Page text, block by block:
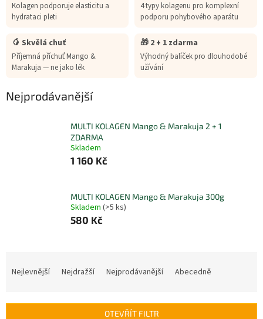
Kolagen podporuje elasticitu a
hydrataci pleti
4 typy kolagenu pro komplexní
podporu pohybového aparátu
🥭 Skvělá chuť
Příjemná příchuť Mango &
Marakuja — ne jako lék
🎁 2 + 1 zdarma
Výhodný balíček pro dlouhodobé
užívání
Nejprodávanější
MULTI KOLAGEN Mango & Marakuja 2 + 1
ZDARMA
Skladem
1 160 Kč
MULTI KOLAGEN Mango & Marakuja 300g
Skladem (>5 ks)
580 Kč
Nejlevnější Nejdražší Nejprodávanější Abecedně
OTEVŘÍT FILTR